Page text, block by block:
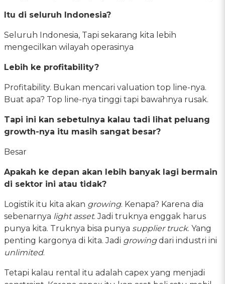
Itu di seluruh Indonesia?
Seluruh Indonesia, Tapi sekarang kita lebih
mengecilkan wilayah operasinya
Lebih ke profitability?
Profitability. Bukan mencari valuation top line-nya.
Buat apa? Top line-nya tinggi tapi bawahnya rusak.
Tapi ini kan sebetulnya kalau tadi lihat peluang
growth-nya itu masih sangat besar?
Besar
Apakah ke depan akan lebih banyak lagi bermain
di sektor ini atau tidak?
Logistik itu kita akan growing. Kenapa? Karena dia
sebenarnya light asset. Jadi truknya enggak harus
punya kita. Truknya bisa punya supplier truck. Yang
penting kargonya di kita. Jadi growingdari industri ini
unlimited.
Tetapi kalau rental itu adalah capex yang menjadi